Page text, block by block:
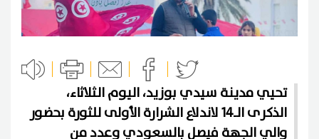
تحيي مدينة سيدي بوزيد، اليوم الثلاثاء،
الذكرى الـ14 لاندلاع الشرارة الأولى للثورة بحضور
والي الجهة فيصل بالسعودي وعدد من